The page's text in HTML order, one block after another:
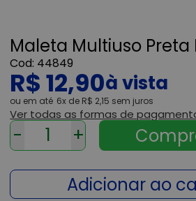
Maleta Multiuso Preta
44849
R$ 12,90
ou 6x de R$ 2,15 sem juros
Ver todas as formas de
- +